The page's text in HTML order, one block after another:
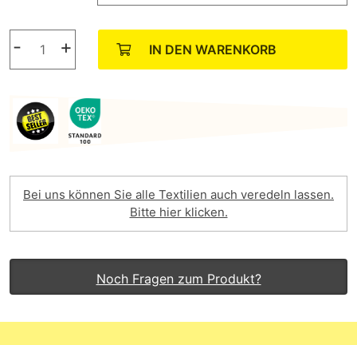
- + IN DEN WARENKORB
Bei uns können Sie alle Textilien auch veredeln lassen.
Bitte hier klicken.
Noch Fragen zum Produkt?